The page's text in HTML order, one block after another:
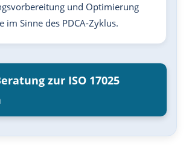
und Optimierung
im Sinne des PDCA-Zyklus.
zur ISO 17025